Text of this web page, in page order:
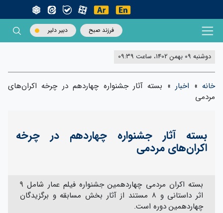
فرزند صبح دبیر دلیر
دوشنبه 09 بهمن 1402، ساعت 09:39
خانه» اخبار » بسته آثار جشنواره چهاردهم در چرخه اکران‌های
مردمی
بسته آثار جشنواره چهاردهم در چرخه
اکران‌های مردمی
بسته اکران مردمی چهاردهمین جشنواره فیلم عمار شامل ۹
اثر داستانی و ۸ مستند از آثار بخش مسابقه و برگزیدگان
چهاردهمین دوره است.